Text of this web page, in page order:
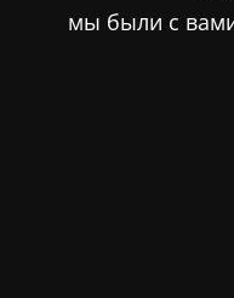
мы были с